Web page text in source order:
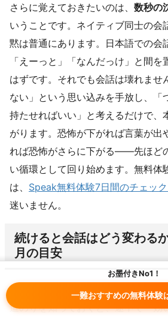
お墨付きNo1！
一難おすすめの無料体験
さらに覚えておきたいのは、 数秒の
いうことです。ネイティブ同士の会
黙は普通にあります。日本語での会
「えーっと」「なんだっけ」と間
はずです。それでも会話は壊れませ
ない」という思い込みを手放し、「
持たせればいい」と考えるだけで、
がります。恐怖が下がれば言葉が出
れば恐怖がさらに下がる——先ほど
い循環として回り始めます。無料体
は、 Speak無料体験7日間のチェック
迷いません。
続けると会話はどう変わ
月の目安
反復を始めてから、会話がどう変わ
道のりを知っておくと、途中で「効